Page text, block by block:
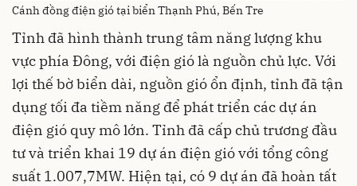
Cánh đồng điện gió tại biển Thạnh Phú, Bến Tre
Tỉnh đã hình thành trung tâm năng lượng khu
vực phía Đông, với điện gió là nguồn chủ lực. Với
lợi thế bờ biển dài, nguồn gió ổn định, tỉnh đã tận
dụng tối đa tiềm năng để phát triển các dự án
điện gió quy mô lớn. Tỉnh đã cấp chủ trương đầu
tư và triển khai 19 dự án điện gió với tổng công
suất 1.007,7MW. Hiện tại, có 9 dự án đã hoàn tất